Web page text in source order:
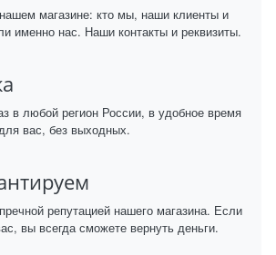
магазине: кто мы, наши клиенты и
именно нас. Наши контакты и реквизиты.
в любой регион России, в удобное время
вас, без выходных.
репутацией нашего магазина. Если
вы всегда сможете вернуть деньги.